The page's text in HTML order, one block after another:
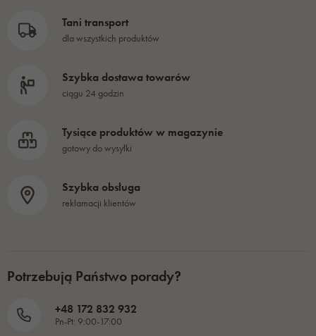
Tani transport
dla wszystkich produktów
Szybka dostawa towarów
ciągu 24 godzin
Tysiące produktów w magazynie
gotowy do wysyłki
Szybka obsługa
reklamacji klientów
Potrzebują Państwo porady?
+48 172 832 932
Pn-Pt: 9:00-17:00